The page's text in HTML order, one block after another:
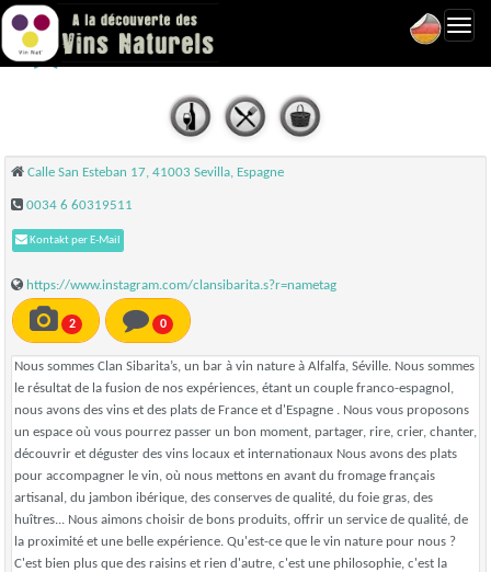
Clan Sibarita's - Seville
Calle San Esteban 17, 41003 Sevilla, Espagne
0034 6 60319511
Kontakt per E-Mail
https://www.instagram.com/clansibarita.s?r=nametag
2 0
Nous sommes Clan Sibarita’s, un bar à vin nature à Alfalfa, Séville. Nous sommes
le résultat de la fusion de nos expériences, étant un couple franco-espagnol,
nous avons des vins et des plats de France et d'Espagne . Nous vous proposons
un espace où vous pourrez passer un bon moment, partager, rire, crier, chanter,
découvrir et déguster des vins locaux et internationaux Nous avons des plats
pour accompagner le vin, où nous mettons en avant du fromage français
artisanal, du jambon ibérique, des conserves de qualité, du foie gras, des
huîtres... Nous aimons choisir de bons produits, offrir un service de qualité, de
la proximité et une belle expérience. Qu'est-ce que le vin nature pour nous ?
C'est bien plus que des raisins et rien d'autre, c'est une philosophie, c'est la